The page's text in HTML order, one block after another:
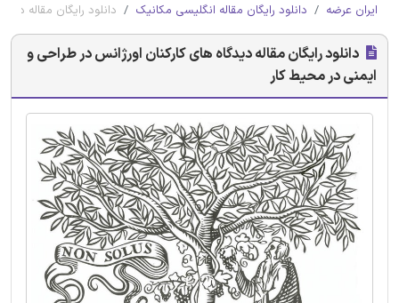
ایران عرضه دانلود رایگان مقاله انگلیسی مکانیک دانلود رایگان مقاله
دانلود رایگان مقاله دیدگاه های کارکنان اورژانس در طراحی و
ایمنی در محیط کار